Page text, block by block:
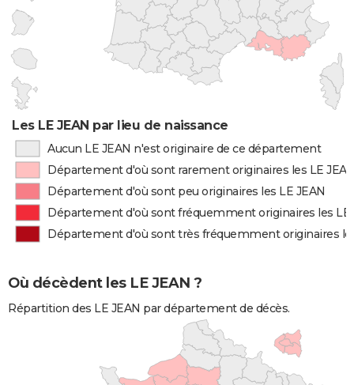
Les LE JEAN par lieu de naissance
Aucun LE JEAN n'est originaire de ce département
Département d'où sont rarement originaires les LE
Département d'où sont peu originaires les LE JEAN
Département d'où sont fréquemment originaires les LE
Département d'où sont très fréquemment originaires
Où décèdent les LE JEAN ?
Répartition des LE JEAN par département de décès.